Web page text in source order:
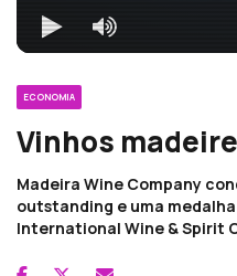
ECONOMIA
Vinhos
Madeira Wine Company
outstanding e uma medalha
International Wine & Spirit